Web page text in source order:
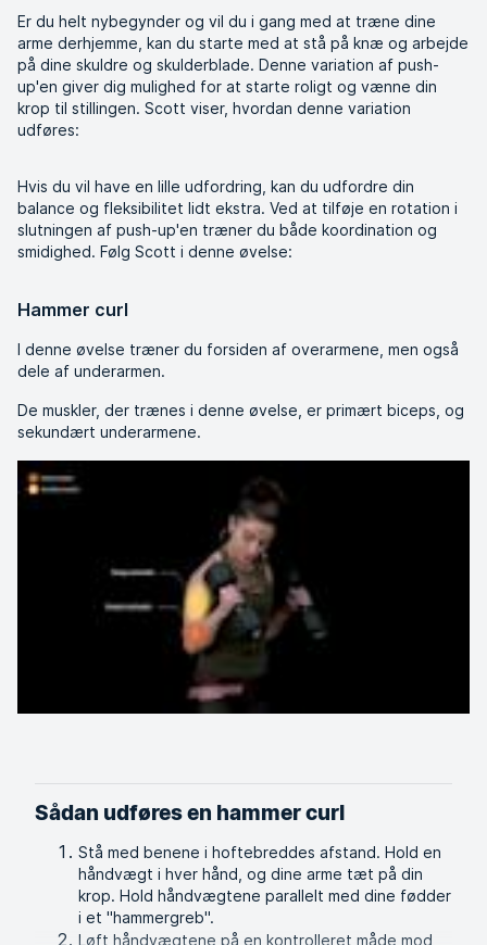
Er du helt nybegynder og vil du i gang med at træne dine
arme derhjemme, kan du starte med at stå på knæ og arbejde
på dine skuldre og skulderblade. Denne variation af push-
up'en giver dig mulighed for at starte roligt og vænne din
krop til stillingen. Scott viser, hvordan denne variation
udføres:
Hvis du vil have en lille udfordring, kan du udfordre din
balance og fleksibilitet lidt ekstra. Ved at tilføje en rotation i
slutningen af ​​push-up'en træner du både koordination og
smidighed. Følg Scott i denne øvelse:
Hammer curl
I denne øvelse træner du forsiden af ​​overarmene, men også
dele af underarmen.
De muskler, der trænes i denne øvelse, er primært biceps, og
sekundært underarmene.
Sådan udføres en hammer curl
Stå med benene i hoftebreddes afstand. Hold en
håndvægt i hver hånd, og dine arme tæt på din
krop. Hold håndvægtene parallelt med dine fødder
i et "hammergreb".
Løft håndvægtene på en kontrolleret måde mod